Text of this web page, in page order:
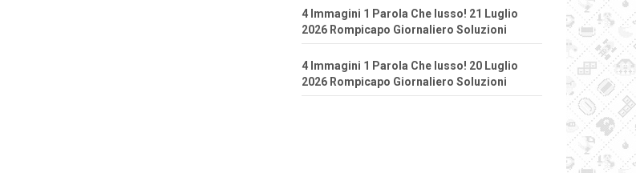
4 Immagini 1 Parola Che lusso! 21 Luglio
2026 Rompicapo Giornaliero Soluzioni
4 Immagini 1 Parola Che lusso! 20 Luglio
2026 Rompicapo Giornaliero Soluzioni